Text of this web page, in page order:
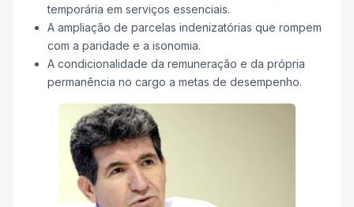
temporária em serviços essenciais.
A ampliação de parcelas indenizatórias que rompem
com a paridade e a isonomia.
A condicionalidade da remuneração e da própria
permanência no cargo a metas de desempenho.